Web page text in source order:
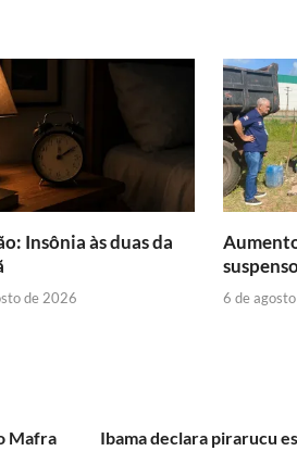
Insônia às duas da
de 2026 6 de
Mafra
Ibama declara pirarucu